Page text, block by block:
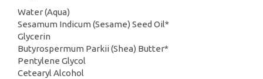
Water (Aqua)
Sesamum Indicum (Sesame) Seed Oil*
Glycerin
Butyrospermum Parkii (Shea) Butter*
Pentylene Glycol
Cetearyl Alcohol